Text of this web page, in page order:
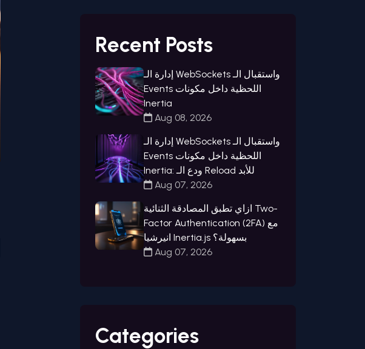
Recent Posts
إدارة الـ WebSockets واستقبال الـ
Events اللحظية داخل مكونات
Inertia
Aug 08, 2026
إدارة الـ WebSockets واستقبال الـ
Events اللحظية داخل مكونات
Inertia: ودع الـ Reload للأبد
Aug 07, 2026
ازاي تطبق المصادقة الثنائية Two-
Factor Authentication (2FA) مع
انيرشيا Inertia.js بسهولة؟
Aug 07, 2026
Categories